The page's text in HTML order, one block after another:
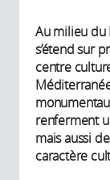
Au milieu du
s’étend sur
centre
renferment
mais aussi
caractère